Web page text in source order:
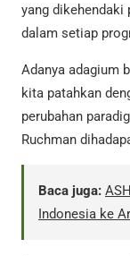
yang dikehendaki
dalam setiap
Adanya adagium
kita patahkan
perubahan
Ruchman
Baca juga:
Indonesia ke